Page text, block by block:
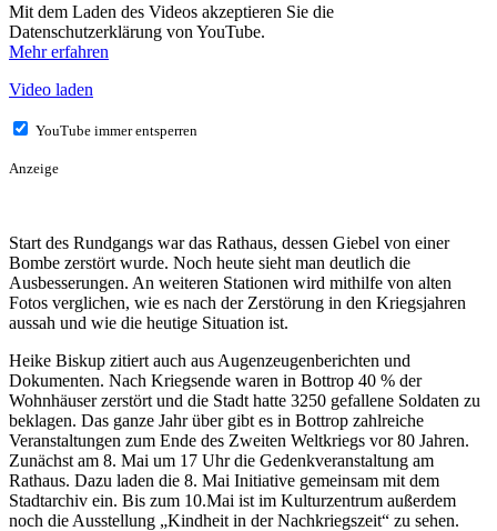
Mit dem Laden des Videos akzeptieren Sie die
Datenschutzerklärung von YouTube.
Mehr erfahren
Video laden
YouTube immer entsperren
Anzeige
Start des Rundgangs war das Rathaus, dessen Giebel von einer
Bombe zerstört wurde. Noch heute sieht man deutlich die
Ausbesserungen. An weiteren Stationen wird mithilfe von alten
Fotos verglichen, wie es nach der Zerstörung in den Kriegsjahren
aussah und wie die heutige Situation ist.
Heike Biskup zitiert auch aus Augenzeugenberichten und
Dokumenten. Nach Kriegsende waren in Bottrop 40 % der
Wohnhäuser zerstört und die Stadt hatte 3250 gefallene Soldaten zu
beklagen. Das ganze Jahr über gibt es in Bottrop zahlreiche
Veranstaltungen zum Ende des Zweiten Weltkriegs vor 80 Jahren.
Zunächst am 8. Mai um 17 Uhr die Gedenkveranstaltung am
Rathaus. Dazu laden die 8. Mai Initiative gemeinsam mit dem
Stadtarchiv ein. Bis zum 10.Mai ist im Kulturzentrum außerdem
noch die Ausstellung „Kindheit in der Nachkriegszeit“ zu sehen.